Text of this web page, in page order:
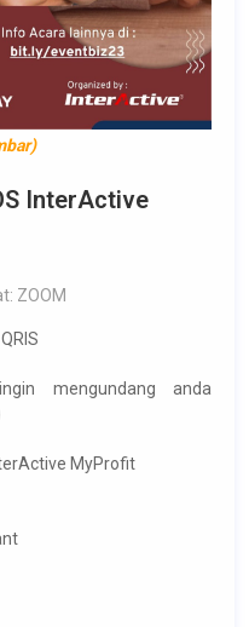
InterActive
ZOOM
mengundang anda
MyProfit